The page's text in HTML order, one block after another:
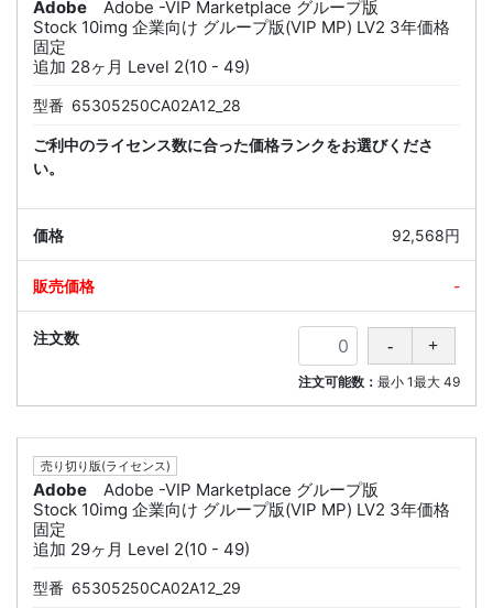
Adobe
Adobe -VIP Marketplace グループ版
Stock 10img 企業向け グループ版(VIP MP) LV2 3年価格
固定
追加 28ヶ月 Level 2(10 - 49)
型番 65305250CA02A12_28
ご利中のライセンス数に合った価格ランクをお選びくださ
い。
92,568円
-
注文可能数： 最小 1最大 49
売り切り版(ライセンス)
Adobe
Adobe -VIP Marketplace グループ版
Stock 10img 企業向け グループ版(VIP MP) LV2 3年価格
固定
追加 29ヶ月 Level 2(10 - 49)
型番 65305250CA02A12_29